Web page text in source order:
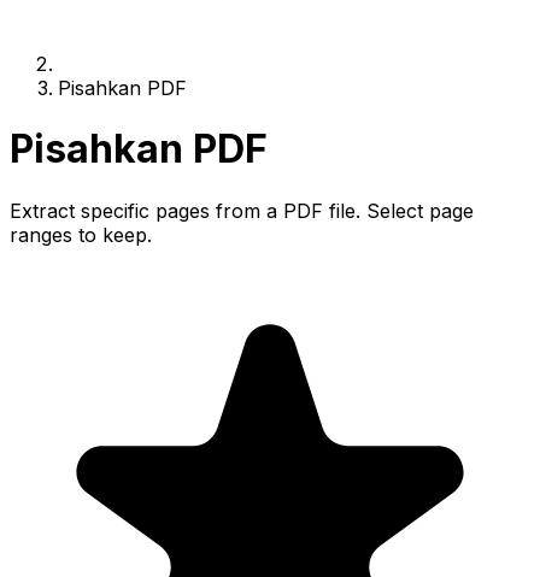
Pisahkan PDF
Pisahkan PDF
Extract specific pages from a PDF file. Select page
ranges to keep.